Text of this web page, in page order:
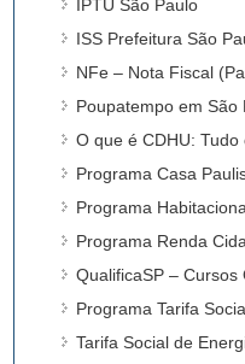
IPTU São Paulo
ISS Prefeitura São
NFe – Nota Fiscal
Poupatempo em São
O que é CDHU:
Programa Casa
Programa
Programa Renda
QualificaSP – Cursos
Programa Tarifa
Tarifa Social de